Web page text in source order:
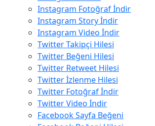
Instagram Fotoğraf İndir
Instagram Story İndir
Instagram Video İndir
Twitter Takipçi Hilesi
Twitter Beğeni Hilesi
Twitter Retweet Hilesi
Twitter İzlenme Hilesi
Twitter Fotoğraf İndir
Twitter Video İndir
Facebook Sayfa Beğeni